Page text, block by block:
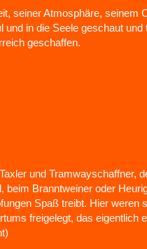
seiner Atmosphäre,
in die Seele geschaut
geschaffen.
und Tramwayschaffner,
beim Branntweiner oder
Spaß treibt. Hier weren
freigelegt, das